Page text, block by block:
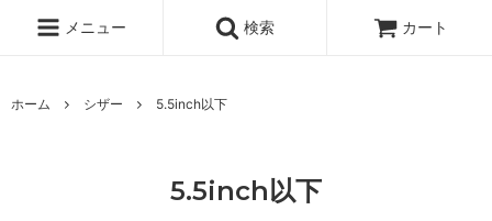
メニュー 検索 カート
ホーム シザー 5.5inch以下
5.5inch以下